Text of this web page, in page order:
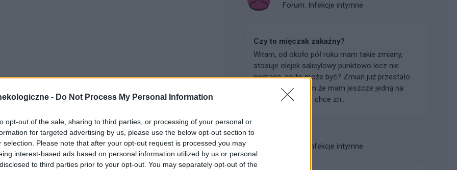
- Do Not Process My Personal Information
opt-out of the sale, sharing to third parties, or processing of your personal or
for targeted advertising by us, please use the below opt-out section to
selection. Please note that after your opt-out request is processed you may
interest-based ads based on personal information utilized by us or personal
to third parties prior to your opt-out. You may separately opt-out of the
10 proc. kobiet w wieku rozrodczym. W całej UE to
trwa nierzadko 7–10 lat. W tym czasie choroba
społeczne i zawodowe. Przytaczane w
30 mld euro, jaki rocznie generuje ta choroba z
Forum: Infekcje intymne
Czy to mięczak zakaźny?
Witam, od około pół roku mam takie zmiany,
stosuje olejek salicylowy punktowo lecz nie
pomaga, co to może być? Zmian już przestało
przybywać, dodam że mam jeszcze jedną na
piersi, również nie chce zn...
Infekcje intymne